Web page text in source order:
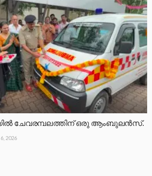
ചേവരമ്പലത്തിന് ഒരു ആംബുലൻസ്.
2026